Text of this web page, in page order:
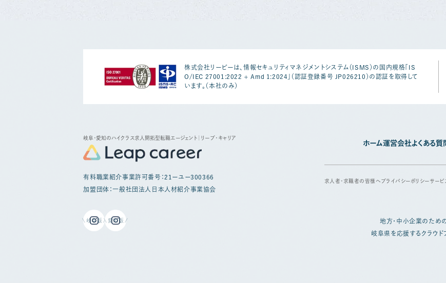
株式会社リーピーは、情報セキュリティマネジメントシステム（ISMS）の国内規格「IS
O/IEC 27001:2022 + Amd 1:2024」（認証登録番号 JP026210）の認証を取得して
います。（本社のみ）
岐阜・愛知のハイクラス求人開拓型転職エージェント ｜リープ・キャリア
有料職業紹介事業許可番号：21ーユー300366
加盟団体：一般社団法人日本人材紹介事業協会
岐阜版 愛知版
ホーム運営会社 よくある質
求人者・求職者の皆様へ プライバシーポリシー サービ
地方・中小企業のため
岐阜県を応援するクラウド